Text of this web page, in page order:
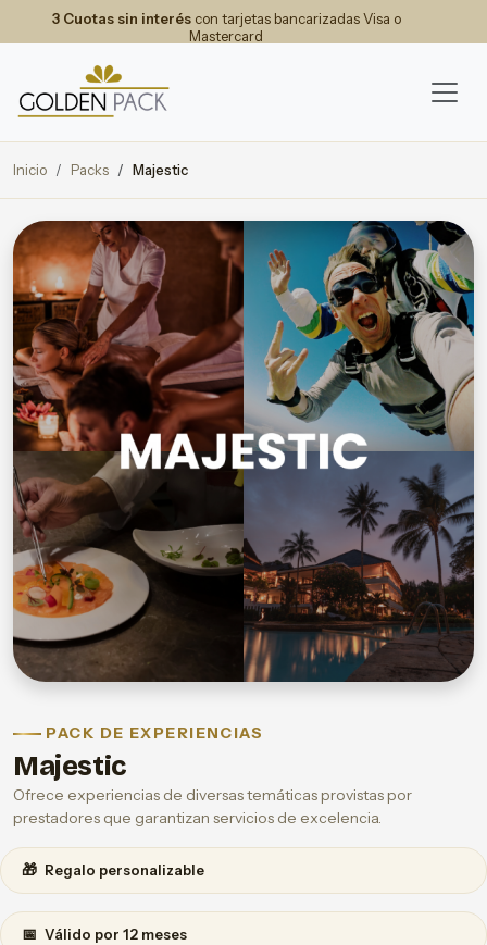
3 Cuotas sin interéscon tarjetas bancarizadas Visa o
Mastercard
Inicio Packs Majestic
PACK DE EXPERIENCIAS
Majestic
Ofrece experiencias de diversas temáticas provistas por
prestadores que garantizan servicios de excelencia.
🎁 Regalo personalizable
📅 Válido por 12 meses